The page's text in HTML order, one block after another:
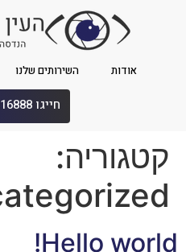
אודות השירותים שלנו
חייגו 054-8316888
קטגוריה:
Hello world!